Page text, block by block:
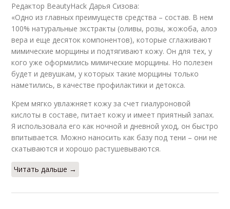
Редактор BeautyHack Дарья Сизова:
«Одно из главных преимуществ средства – состав. В нем
100% натуральные экстракты (оливы, розы, жожоба, алоэ
вера и еще десяток компонентов), которые сглаживают
мимические морщины и подтягивают кожу. Он для тех, у
кого уже оформились мимические морщины. Но полезен
будет и девушкам, у которых такие морщины только
наметились, в качестве профилактики и детокса.
Крем мягко увлажняет кожу за счет гиалуроновой
кислоты в составе, питает кожу и имеет приятный запах.
Я использовала его как ночной и дневной уход, он быстро
впитывается. Можно наносить как базу под тени – они не
скатываются и хорошо растушевываются.
Читать дальше →